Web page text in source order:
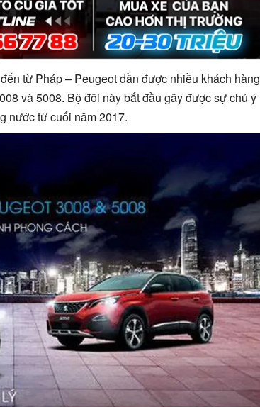
từ Pháp – Peugeot dần được nhiều khách hàng
và 5008. Bộ đôi này bắt đầu gây được sự chú ý
nước từ cuối năm 2017.